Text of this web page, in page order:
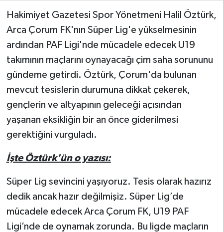
Hakimiyet Gazetesi Spor Yönetmeni Halil Öztürk,
Arca Çorum FK'nın Süper Lig'e yükselmesinin
ardından PAF Ligi'nde mücadele edecek U19
takımının maçlarını oynayacağı çim saha sorununu
gündeme getirdi. Öztürk, Çorum'da bulunan
mevcut tesislerin durumuna dikkat çekerek,
gençlerin ve altyapının geleceği açısından
yaşanan eksikliğin bir an önce giderilmesi
gerektiğini vurguladı.
İşte Öztürk'ün o yazısı:
Süper Lig sevincini yaşıyoruz. Tesis olarak hazırız
dedik ancak hazır değilmişiz. Süper Lig’de
mücadele edecek Arca Çorum FK, U19 PAF
Ligi’nde de oynamak zorunda. Bu ligde maçların